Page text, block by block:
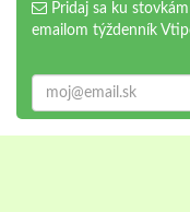
Pridaj sa ku
emailom týždenník